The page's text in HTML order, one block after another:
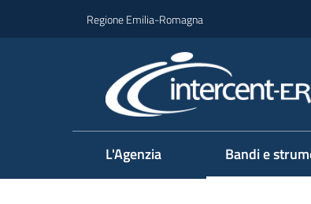
Regione Emilia-Romagna
L'Agenzia Bandi e